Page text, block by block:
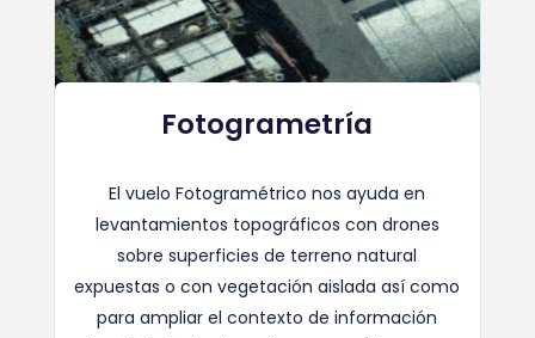
Fotogrametría
El vuelo Fotogramétrico nos ayuda en
levantamientos topográficos con drones
sobre superficies de terreno natural
expuestas o con vegetación aislada así como
para ampliar el contexto de información